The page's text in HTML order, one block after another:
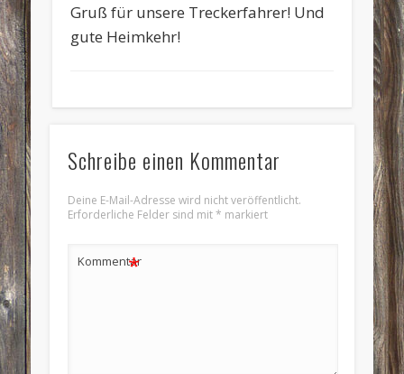
Gruß für unsere Treckerfahrer! Und
gute Heimkehr!
Schreibe einen Kommentar
Deine E-Mail-Adresse wird nicht veröffentlicht.
Erforderliche Felder sind mit* markiert
Kommentar
*